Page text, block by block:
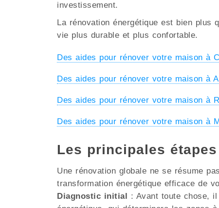
investissement.
La rénovation énergétique est bien plus
vie plus durable et plus confortable.
Des aides pour rénover votre maison à
Des aides pour rénover votre maison à
Des aides pour rénover votre maison à
Des aides pour rénover votre maison à
Les principales étapes
Une rénovation globale ne se résume
transformation énergétique efficace de
Diagnostic initial
: Avant toute chose,